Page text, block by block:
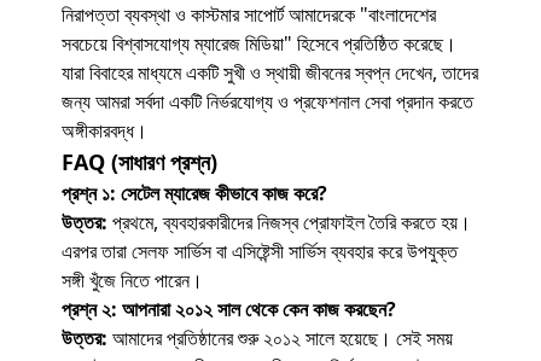
নিরাপত্তা ব্যবস্থা ও কাস্টমার সাপোর্ট আমাদেরকে "বাংলাদেশের
সবচেয়ে বিশ্বাসযোগ্য ম্যারেজ মিডিয়া" হিসেবে প্রতিষ্ঠিত করেছে।
যারা বিবাহের মাধ্যমে একটি সুখী ও স্থায়ী জীবনের স্বপ্ন দেখেন, তাদের
জন্য আমরা সর্বদা একটি নির্ভরযোগ্য ও প্রফেশনাল সেবা প্রদান করতে
অঙ্গীকারবদ্ধ।
FAQ (সাধারণ প্রশ্ন)
প্রশ্ন ১: সেটেল ম্যারেজ কীভাবে কাজ করে?
উত্তর: প্রথমে, ব্যবহারকারীদের নিজস্ব প্রোফাইল তৈরি করতে হয়।
এরপর তারা সেলফ সার্ভিস বা এসিষ্টেন্সী সার্ভিস ব্যবহার করে উপযুক্ত
সঙ্গী খুঁজে নিতে পারেন।
প্রশ্ন ২: আপনারা ২০১২ সাল থেকে কেন কাজ করছেন?
উত্তর: আমাদের প্রতিষ্ঠানের শুরু ২০১২ সালে হয়েছে। সেই সময়